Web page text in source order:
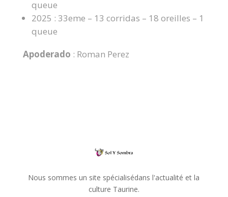
queue
2025 : 33eme – 13 corridas – 18 oreilles – 1
queue
Apoderado : Roman Perez
Nous sommes un site spécialisédans l'actualité et la
culture Taurine.